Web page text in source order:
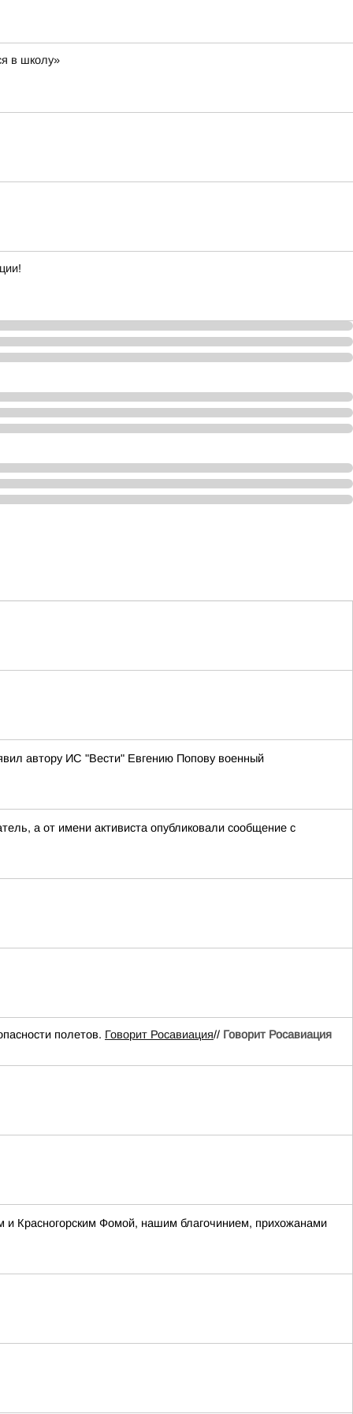
в школу»
автору ИС "Вести" Евгению Попову военный
а от имени активиста опубликовали сообщение с
полетов. Говорит Росавиация// Говорит Росавиация
Красногорским Фомой, нашим благочинием, прихожанами